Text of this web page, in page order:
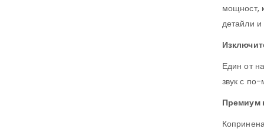
мощност,
детайли и
Един от
звук с
Премиум